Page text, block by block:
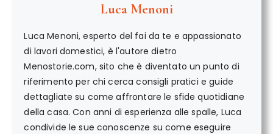
Luca Menoni
Luca Menoni, esperto del fai da te e appassionato
di lavori domestici, è l'autore dietro
Menostorie.com, sito che è diventato un punto di
riferimento per chi cerca consigli pratici e guide
dettagliate su come affrontare le sfide quotidiane
della casa. Con anni di esperienza alle spalle, Luca
condivide le sue conoscenze su come eseguire